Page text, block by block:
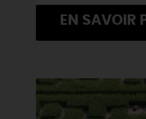
EN SAVOIR